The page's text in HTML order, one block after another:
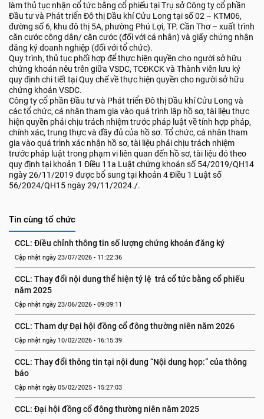
làm thủ tục nhận cổ tức bằng cổ phiếu tại Trụ sở Công ty cổ phần
Đầu tư và Phát triển Đô thị Dầu khí Cửu Long tại số 02 – KTM06,
đường số 6, khu đô thị 5A, phường Phú Lợi, TP. Cần Thơ – xuất trình
căn cước công dân/ căn cước (đối với cá nhân) và giấy chứng nhận
đăng ký doanh nghiệp (đối với tổ chức).
Quy trình, thủ tục phối hợp để thực hiện quyền cho người sở hữu
chứng khoán nêu trên giữa VSDC, TCĐKCK và Thành viên lưu ký
quy định chi tiết tại Quy chế về thực hiện quyền cho người sở hữu
chứng khoán VSDC.
Công ty cổ phần Đầu tư và Phát triển Đô thị Dầu khí Cửu Long và
các tổ chức, cá nhân tham gia vào quá trình lập hồ sơ, tài liệu thực
hiện quyền phải chịu trách nhiệm trước pháp luật về tính hợp pháp,
chính xác, trung thực và đầy đủ của hồ sơ. Tổ chức, cá nhân tham
gia vào quá trình xác nhận hồ sơ, tài liệu phải chịu trách nhiệm
trước pháp luật trong phạm vi liên quan đến hồ sơ, tài liệu đó theo
quy định tại khoản 1 Điều 11a Luật chứng khoán số 54/2019/QH14
ngày 26/11/2019 được bổ sung tại khoản 4 Điều 1 Luật số
56/2024/QH15 ngày 29/11/2024./.
Tin cùng tổ chức
CCL: Điều chỉnh thông tin số lượng chứng khoán đăng ký
Cập nhật ngày 23/07/2026 - 11:22:36
CCL: Thay đổi nội dung thể hiện tỷ lệ  trả cổ tức bằng cổ phiếu
năm 2025
Cập nhật ngày 23/06/2026 - 09:09:11
CCL: Tham dự Đại hội đồng cổ đông thường niên năm 2026
Cập nhật ngày 10/02/2026 - 16:15:39
CCL: Thay đổi thông tin tại nội dung “Nội dung họp:” của thông
báo
Cập nhật ngày 05/02/2025 - 15:27:03
CCL: Đại hội đồng cổ đông thường niên năm 2025